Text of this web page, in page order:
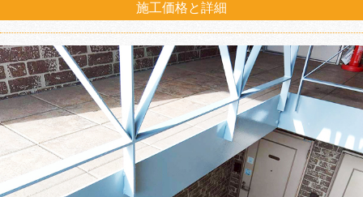
施工価格と詳細